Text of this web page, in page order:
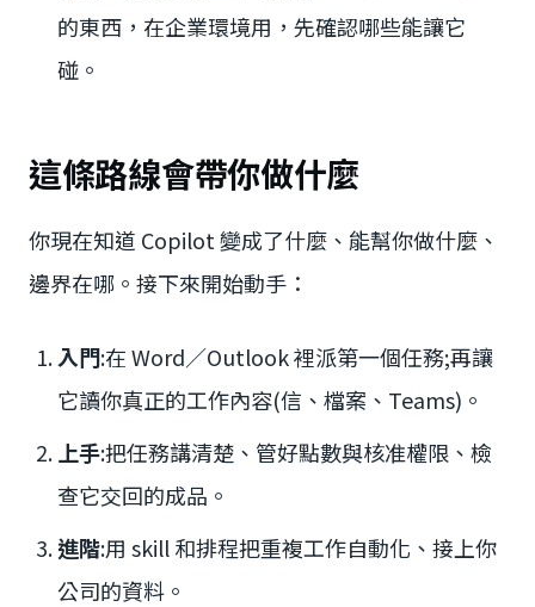
的東西，在企業環境用，先確認哪些能讓它
碰。
這條路線會帶你做什麼
你現在知道 Copilot 變成了什麼、能幫你做什麼、
邊界在哪。接下來開始動手：
入門:在 Word／Outlook 裡派第一個任務;再讓
它讀你真正的工作內容(信、檔案、Teams)。
上手:把任務講清楚、管好點數與核准權限、檢
查它交回的成品。
進階:用 skill 和排程把重複工作自動化、接上你
公司的資料。